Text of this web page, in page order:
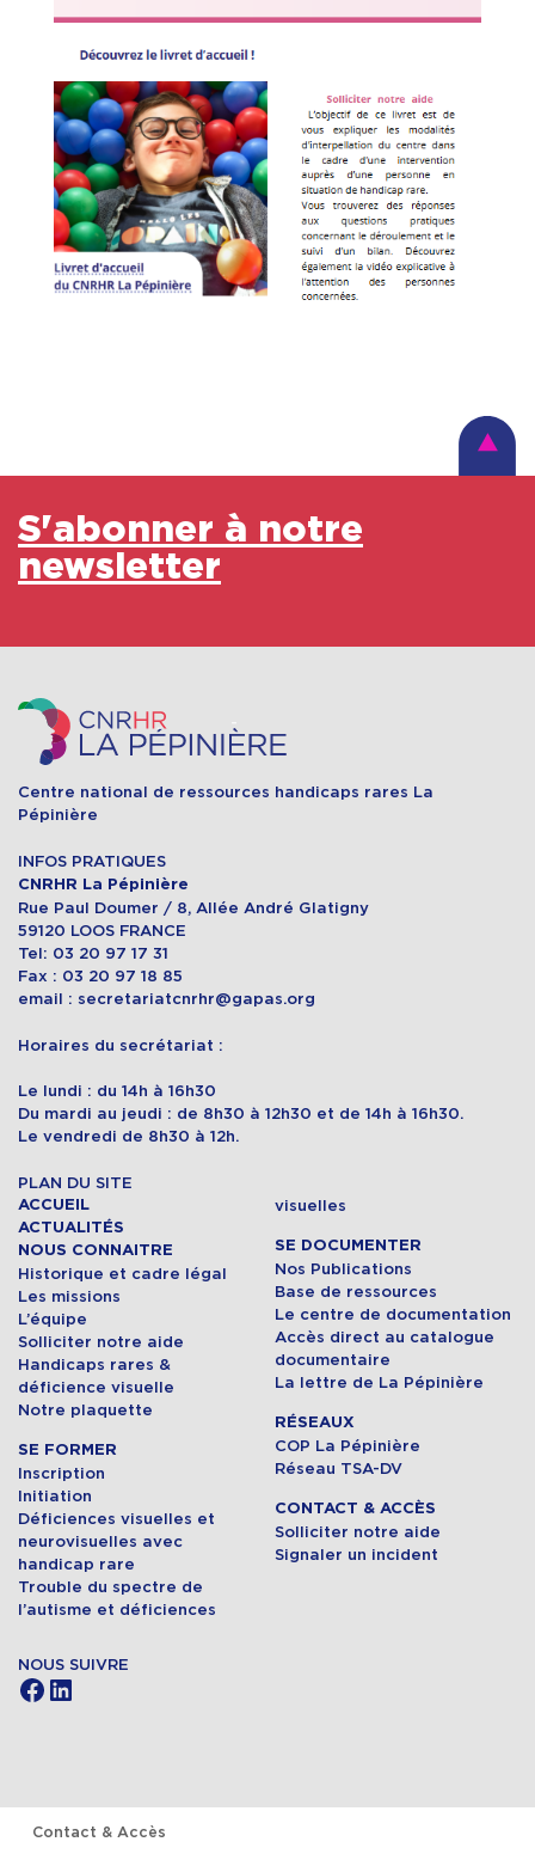
S'abonner à notre
newsletter
Centre national de ressources handicaps rares La
Pépinière
INFOS PRATIQUES
CNRHR La Pépinière
Rue Paul Doumer / 8, Allée André Glatigny
59120 LOOS FRANCE
Tel: 03 20 97 17 31
Fax : 03 20 97 18 85
email : secretariatcnrhr@gapas.org
Horaires du secrétariat :
Le lundi : du 14h à 16h30
Du mardi au jeudi : de 8h30 à 12h30 et de 14h à 16h30.
Le vendredi de 8h30 à 12h.
PLAN DU SITE
ACCUEIL
ACTUALITÉS
NOUS CONNAITRE
Historique et cadre légal
Les missions
L’équipe
Solliciter notre aide
Handicaps rares &
déficience visuelle
Notre plaquette
SE FORMER
Inscription
Initiation
Déficiences visuelles et
neurovisuelles avec
handicap rare
Trouble du spectre de
l’autisme et déficiences
visuelles
SE DOCUMENTER
Nos Publications
Base de ressources
Le centre de documentation
Accès direct au catalogue
documentaire
La lettre de La Pépinière
RÉSEAUX
COP La Pépinière
Réseau TSA-DV
CONTACT & ACCÈS
Solliciter notre aide
Signaler un incident
NOUS SUIVRE
Facebook LinkedIn
Contact & Accès